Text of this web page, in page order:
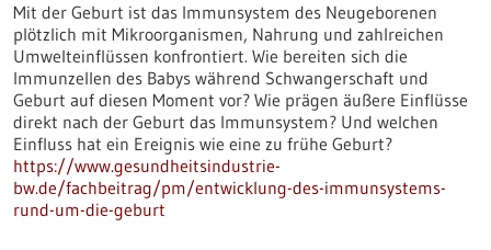
Mit der Geburt ist das Immunsystem des Neugeborenen
plötzlich mit Mikroorganismen, Nahrung und zahlreichen
Umwelteinflüssen konfrontiert. Wie bereiten sich die
Immunzellen des Babys während Schwangerschaft und
Geburt auf diesen Moment vor? Wie prägen äußere Einflüsse
direkt nach der Geburt das Immunsystem? Und welchen
Einfluss hat ein Ereignis wie eine zu frühe Geburt?
https://www.gesundheitsindustrie-
bw.de/fachbeitrag/pm/entwicklung-des-immunsystems-
rund-um-die-geburt